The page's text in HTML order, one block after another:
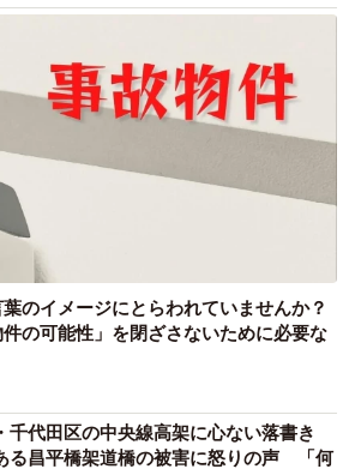
葉のイメージにとらわれていませんか？
の可能性」を閉ざさないために必要な
千代田区の中央線高架に心ない落書き
る昌平橋架道橋の被害に怒りの声 「何